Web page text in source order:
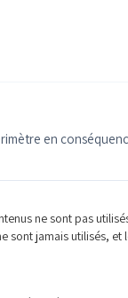
en
ne sont pas
jamais utilisés,